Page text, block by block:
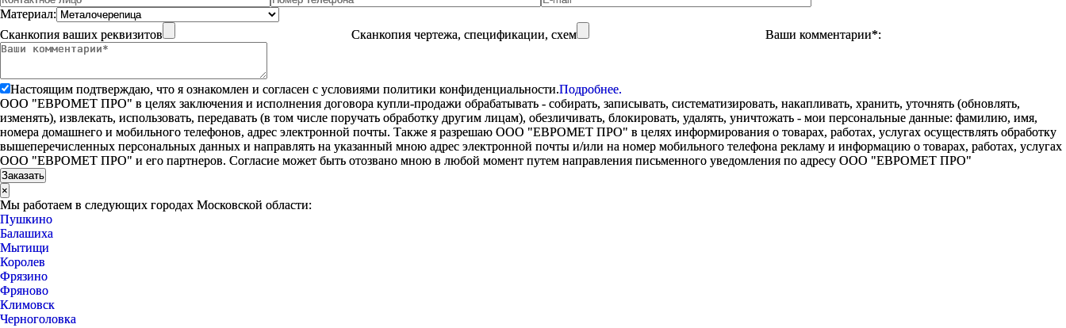
Материал:
Сканкопия ваших реквизитов
Сканкопия чертежа, спецификации, схем Ваши комментарии*:
Настоящим подтверждаю, что я ознакомлен и согласен с условиями политики конфиденциальности.Подробнее.
ООО "ЕВРОМЕТ ПРО" в целях заключения и исполнения договора купли-продажи обрабатывать - собирать, записывать, систематизировать, накапливать, хранить, уточнять (обновлять,
изменять), извлекать, использовать, передавать (в том числе поручать обработку другим лицам), обезличивать, блокировать, удалять, уничтожать - мои персональные данные: фамилию, имя,
номера домашнего и мобильного телефонов, адрес электронной почты. Также я разрешаю ООО "ЕВРОМЕТ ПРО" в целях информирования о товарах, работах, услугах осуществлять обработку
вышеперечисленных персональных данных и направлять на указанный мною адрес электронной почты и/или на номер мобильного телефона рекламу и информацию о товарах, работах, услугах
ООО "ЕВРОМЕТ ПРО" и его партнеров. Согласие может быть отозвано мною в любой момент путем направления письменного уведомления по адресу ООО "ЕВРОМЕТ ПРО"
×
Мы работаем в следующих городах Московской области:
Пушкино
Балашиха
Мытищи
Королев
Фрязино
Фряново
Климовск
Черноголовка